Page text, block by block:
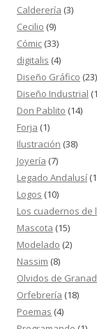
Calderería (3)
Cecilio (9)
Cómic (33)
digitalis (4)
Diseño Gráfico (23)
Diseño Industrial
Don Pablito (14)
Forja (1)
Ilustración (38)
Joyería (7)
Legado Andalusí
Logos (10)
Los cuadernos de
Mascota (15)
Modelado (2)
Nassim (8)
Olvidos de
Orfebrería (18)
Poemas (4)